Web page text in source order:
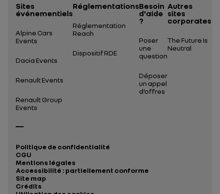
Sites
événementiels
Alpine Cars
Events
Dacia Events
Renault Events
Renault Group
Events
Réglementations
Réglementation
Reach
Dispositif RDE
Besoin
d'aide
?
Poser
une
question
Déposer
un appel
d’offres
Autres
sites
corporates
The Future Is
Neutral
Politique de confidentialité
CGU
Mentions légales
Accessibilité : partiellement conforme
Site map
Crédits